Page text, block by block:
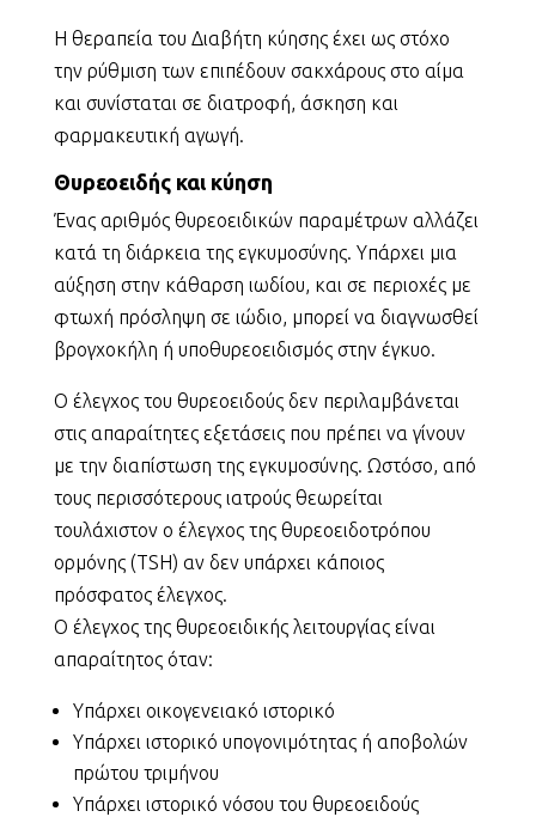
Η θεραπεία του Διαβήτη κύησης έχει ως στόχο
την ρύθμιση των επιπέδουν σακχάρους στο αίμα
και συνίσταται σε διατροφή, άσκηση και
φαρμακευτική αγωγή.
Θυρεοειδής και κύηση
Ένας αριθμός θυρεοειδικών παραμέτρων αλλάζει
κατά τη διάρκεια της εγκυμοσύνης. Υπάρχει μια
αύξηση στην κάθαρση ιωδίου, και σε περιοχές με
φτωχή πρόσληψη σε ιώδιο, μπορεί να διαγνωσθεί
βρογχοκήλη ή υποθυρεοειδισμός στην έγκυο.
Ο έλεγχος του θυρεοειδούς δεν περιλαμβάνεται
στις απαραίτητες εξετάσεις που πρέπει να γίνουν
με την διαπίστωση της εγκυμοσύνης. Ωστόσο, από
τους περισσότερους ιατρούς θεωρείται
τουλάχιστον ο έλεγχος της θυρεοειδοτρόπου
ορμόνης (TSH) αν δεν υπάρχει κάποιος
πρόσφατος έλεγχος.
Ο έλεγχος της θυρεοειδικής λειτουργίας είναι
απαραίτητος όταν:
Υπάρχει οικογενειακό ιστορικό
Υπάρχει ιστορικό υπογονιμότητας ή αποβολών
πρώτου τριμήνου
Υπάρχει ιστορικό νόσου του θυρεοειδούς